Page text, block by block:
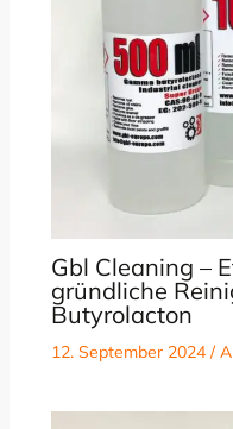
Gbl Cleaning –
gründliche
Butyrolacton
12. September 2024 /